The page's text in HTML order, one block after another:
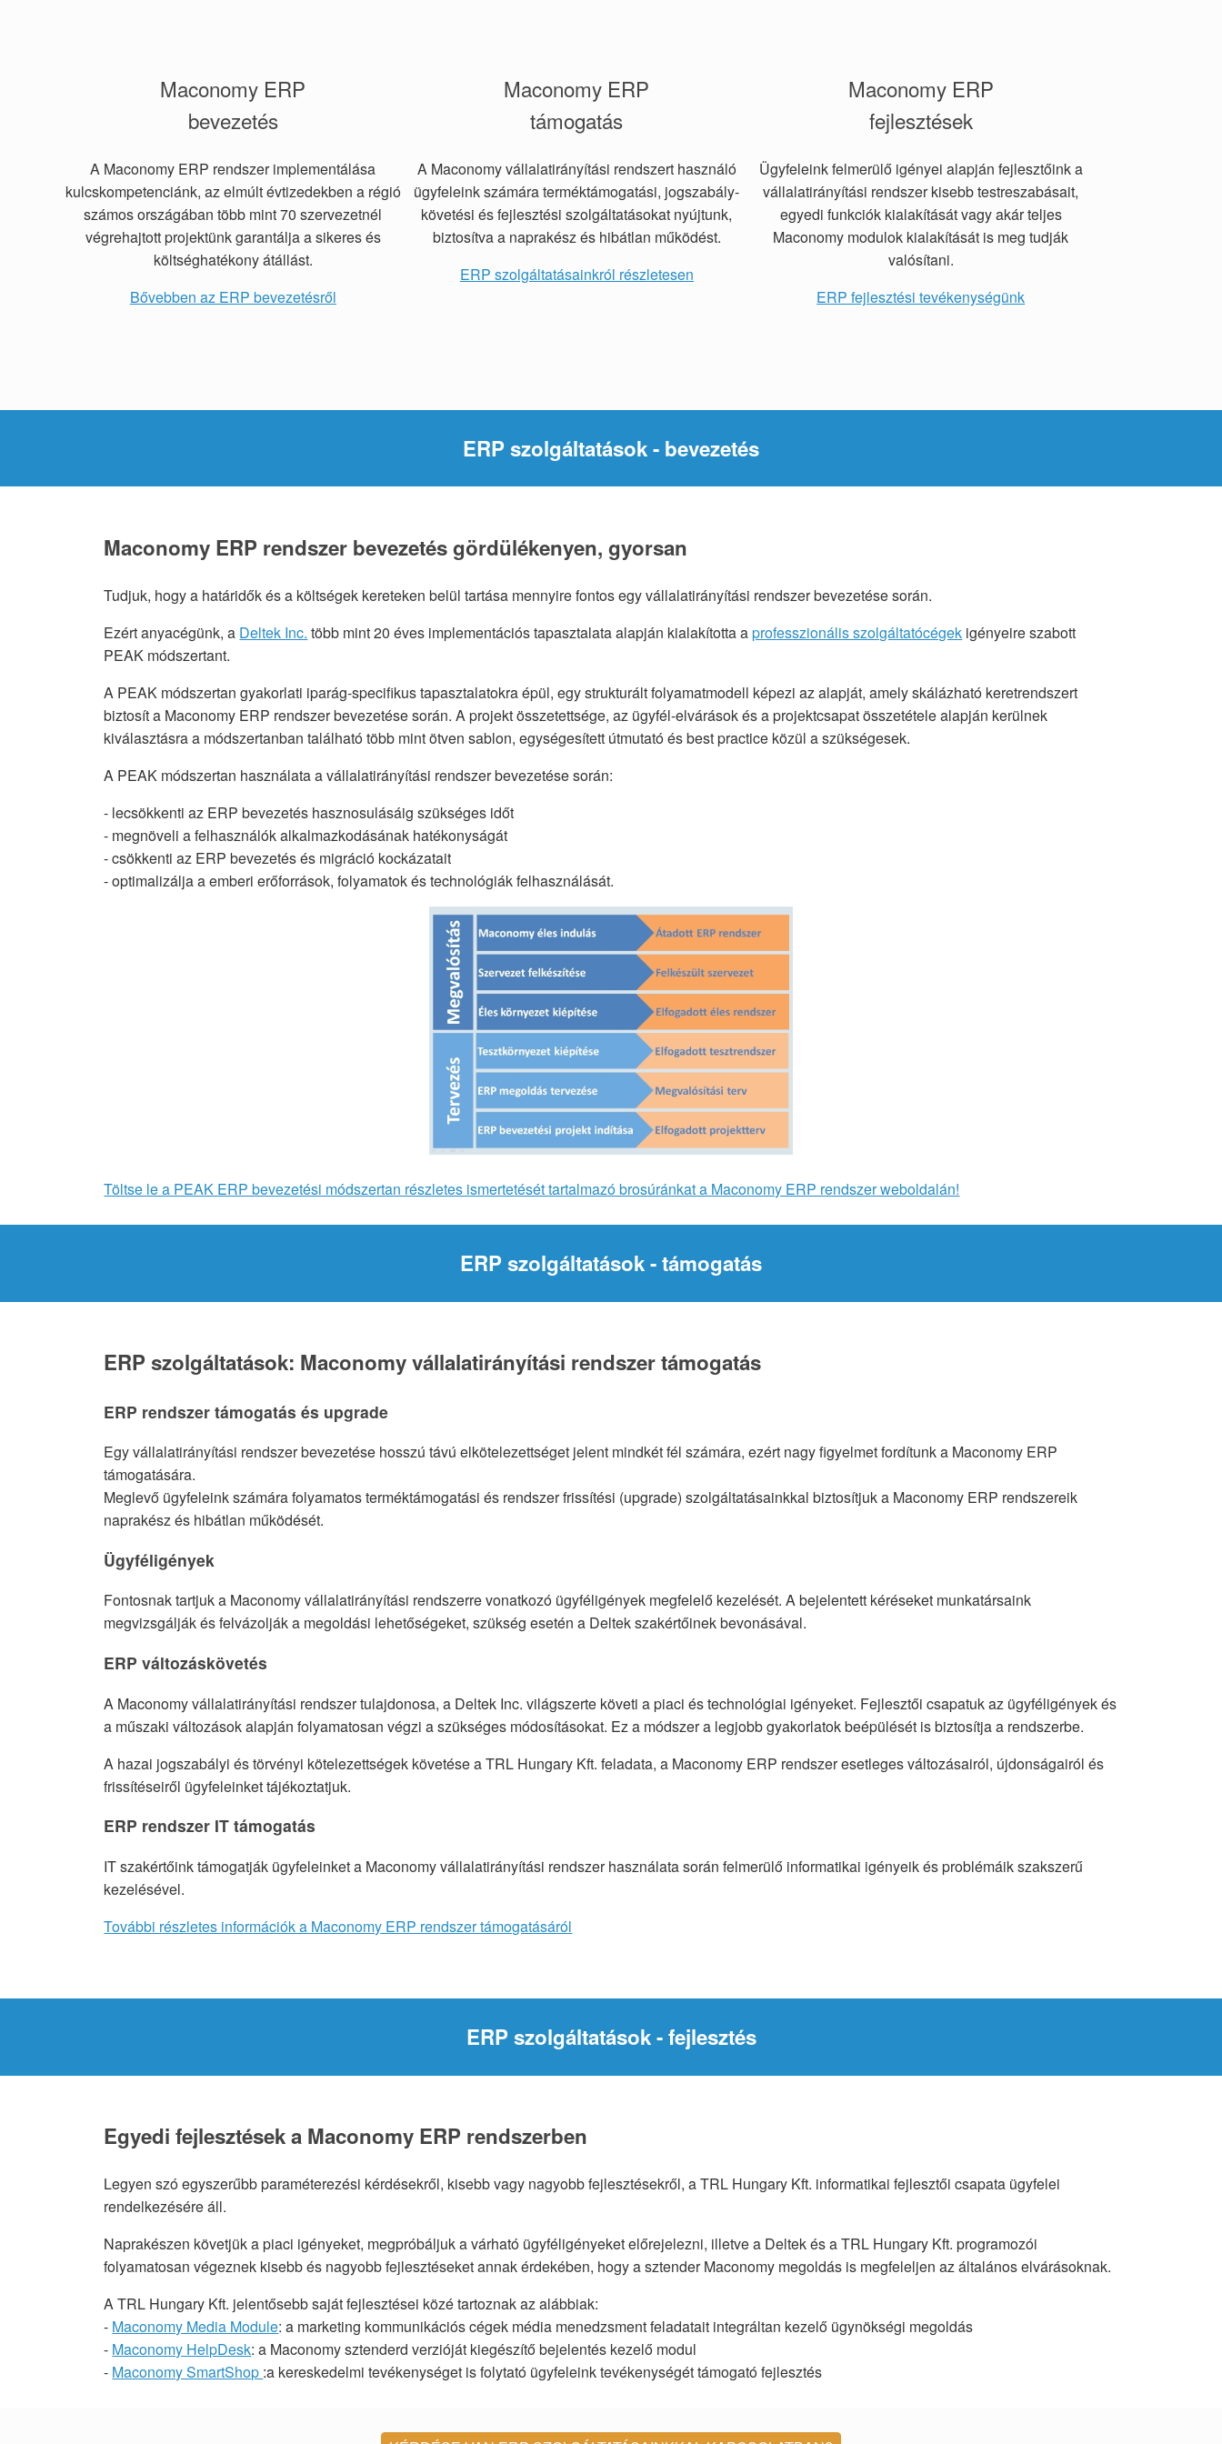
Maconomy ERP
bevezetés
A Maconomy ERP rendszer implementálása
kulcskompetenciánk, az elmúlt évtizedekben a régió
számos országában több mint 70 szervezetnél
végrehajtott projektünk garantálja a sikeres és
költséghatékony átállást.
Bővebben az ERP bevezetésről
Maconomy ERP
támogatás
A Maconomy vállalatirányítási rendszert használó
ügyfeleink számára terméktámogatási, jogszabály-​
követési és fejlesztési szolgáltatásokat nyújtunk,
biztosítva a naprakész és hibátlan működést.
ERP szolgáltatásainkról részletesen
Maconomy ERP
fejlesztések
Ügyfeleink felmerülő igényei alapján fejlesztőink a
vállalatirányítási rendszer kisebb testreszabásait,
egyedi funkciók kialakítását vagy akár teljes
Maconomy modulok kialakítását is meg tudják
valósítani.
ERP fejlesztési tevékenységünk
ERP szolgáltatások - bevezetés
Maconomy ERP rendszer bevezetés gördülékenyen, gyorsan
Tudjuk, hogy a határidők és a költségek kereteken belül tartása mennyire fontos egy vállalatirányítási rendszer bevezetése során.
Ezért anyacégünk, a Deltek Inc. több mint 20 éves implementációs tapasztalata alapján kialakította aprofesszionális szolgáltatócégek igényeire szabott
PEAK módszertant.
A PEAK módszertan gyakorlati iparág-specifikus tapasztalatokra épül, egy strukturált folyamatmodell képezi az alapját, amely skálázható keretrendszert
biztosít a Maconomy ERP rendszer bevezetése során. A projekt összetettsége, az ügyfél-elvárások és a projektcsapat összetétele alapján kerülnek
kiválasztásra a módszertanban található több mint ötven sablon, egységesített útmutató és best practice közül a szükségesek.
A PEAK módszertan használata a vállalatirányítási rendszer bevezetése során:
- lecsökkenti az ERP bevezetés hasznosulásáig szükséges időt
- megnöveli a felhasználók alkalmazkodásának hatékonyságát
- csökkenti az ERP bevezetés és migráció kockázatait
- optimalizálja a emberi erőforrások, folyamatok és technológiák felhasználását.
Töltse le a PEAK ERP bevezetési módszertan részletes ismertetését tartalmazó brosúránkat a Maconomy ERP rendszer weboldalán!
ERP szolgáltatások - támogatás
ERP szolgáltatások: Maconomy vállalatirányítási rendszer támogatás
ERP rendszer támogatás és upgrade
Egy vállalatirányítási rendszer bevezetése hosszú távú elkötelezettséget jelent mindkét fél számára, ezért nagy figyelmet fordítunk a Maconomy ERP
támogatására.
Meglevő ügyfeleink számára folyamatos terméktámogatási és rendszer frissítési (upgrade) szolgáltatásainkkal biztosítjuk a Maconomy ERP rendszereik
naprakész és hibátlan működését.
Ügyféligények
Fontosnak tartjuk a Maconomy vállalatirányítási rendszerre vonatkozó ügyféligények megfelelő kezelését. A bejelentett kéréseket munkatársaink
megvizsgálják és felvázolják a megoldási lehetőségeket, szükség esetén a Deltek szakértőinek bevonásával.
ERP változáskövetés
A Maconomy vállalatirányítási rendszer tulajdonosa, a Deltek Inc. világszerte követi a piaci és technológiai igényeket. Fejlesztői csapatuk az ügyféligények és
a műszaki változások alapján folyamatosan végzi a szükséges módosításokat. Ez a módszer a legjobb gyakorlatok beépülését is biztosítja a rendszerbe.
A hazai jogszabályi és törvényi kötelezettségek követése a TRL Hungary Kft. feladata, a Maconomy ERP rendszer esetleges változásairól, újdonságairól és
frissítéseiről ügyfeleinket tájékoztatjuk.
ERP rendszer IT támogatás
IT szakértőink támogatják ügyfeleinket a Maconomy vállalatirányítási rendszer használata során felmerülő informatikai igényeik és problémáik szakszerű
kezelésével.
További részletes információk a Maconomy ERP rendszer támogatásáról
ERP szolgáltatások - fejlesztés
Egyedi fejlesztések a Maconomy ERP rendszerben
Legyen szó egyszerűbb paraméterezési kérdésekről, kisebb vagy nagyobb fejlesztésekről, a TRL Hungary Kft. informatikai fejlesztői csapata ügyfelei
rendelkezésére áll.
Naprakészen követjük a piaci igényeket, megpróbáljuk a várható ügyféligényeket előrejelezni, illetve a Deltek és a TRL Hungary Kft. programozói
folyamatosan végeznek kisebb és nagyobb fejlesztéseket annak érdekében, hogy a sztender Maconomy megoldás is megfeleljen az általános elvárásoknak.
A TRL Hungary Kft. jelentősebb saját fejlesztései közé tartoznak az alábbiak:
- Maconomy Media Module: a marketing kommunikációs cégek média menedzsment feladatait integráltan kezelő ügynökségi megoldás
- Maconomy HelpDesk: a Maconomy sztenderd verzióját kiegészítő bejelentés kezelő modul
- Maconomy SmartShop :a kereskedelmi tevékenységet is folytató ügyfeleink tevékenységét támogató fejlesztés